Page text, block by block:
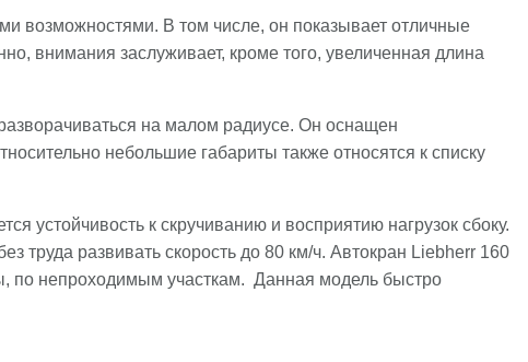
возможностями. В том числе, он показывает отличные
внимания заслуживает, кроме того, увеличенная длина
на малом радиусе. Он оснащен
небольшие габариты также относятся к списку
устойчивость к скручиванию и восприятию нагрузок сбоку.
труда развивать скорость до 80 км/ч. Автокран Liebherr 160
по непроходимым участкам. Данная модель быстро